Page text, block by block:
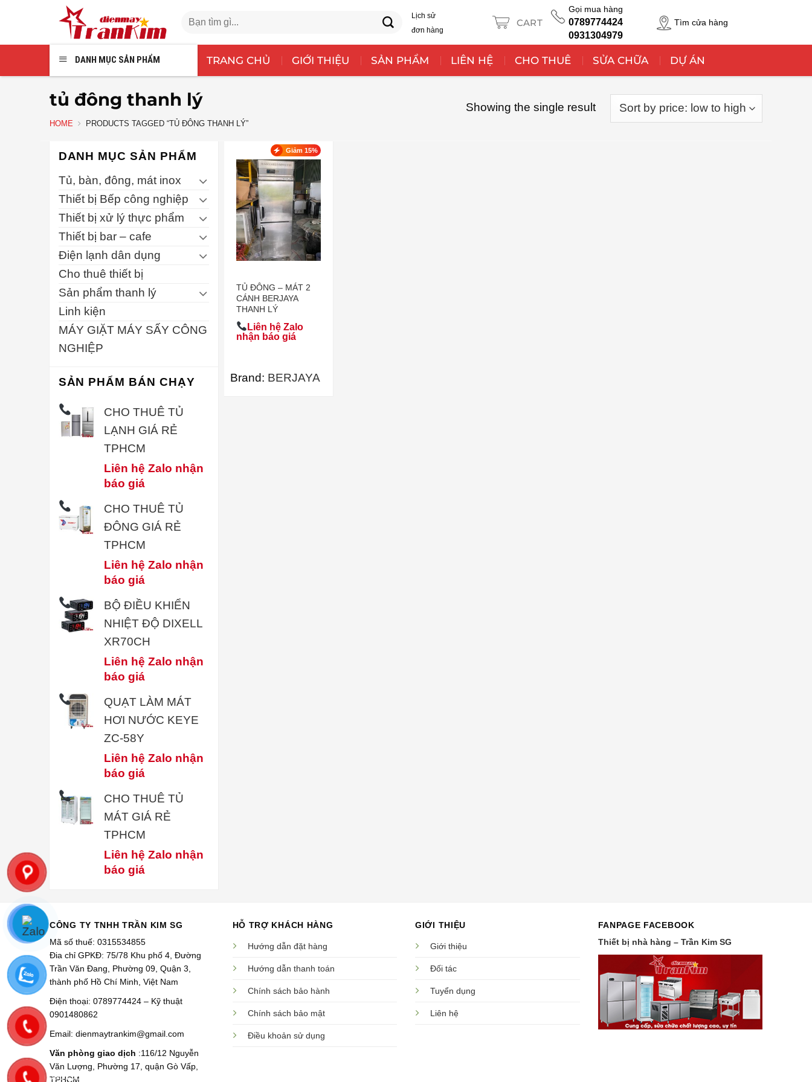
dung
Search
Lịch sử
đơn hàng
CART
Gọi mua hàng
0789774424
0931304979
Tìm cửa hàng
DANH MỤC SẢN PHẨM TRANG CHỦ GIỚI THIỆU SẢN PHẨM LIÊN HỆ CHO THUÊ SỬA CHỮA DỰ ÁN
tủ đông thanh lý
HOME PRODUCTS TAGGED “TỦ ĐÔNG THANH LÝ”
Showing the single result
DANH MỤC SẢN PHẨM
Tủ, bàn, đông, mát inox
Thiết bị Bếp công nghiệp
Thiết bị xử lý thực phẩm
Thiết bị bar – cafe
Điện lạnh dân dụng
Cho thuê thiết bị
Sản phẩm thanh lý
Linh kiện
MÁY GIẶT MÁY SẤY CÔNG
NGHIỆP
SẢN PHẨM BÁN CHẠY
CHO THUÊ TỦ
LẠNH GIÁ RẺ
TPHCM
Liên hệ Zalo nhận
báo giá
CHO THUÊ TỦ
ĐÔNG GIÁ RẺ
TPHCM
Liên hệ Zalo nhận
báo giá
BỘ ĐIỀU KHIỂN
NHIỆT ĐỘ DIXELL
XR70CH
Liên hệ Zalo nhận
báo giá
QUẠT LÀM MÁT
HƠI NƯỚC KEYE
ZC-58Y
Liên hệ Zalo nhận
báo giá
CHO THUÊ TỦ
MÁT GIÁ RẺ
TPHCM
Liên hệ Zalo nhận
báo giá
Giảm 15%
TỦ ĐÔNG – MÁT 2
CÁNH BERJAYA
THANH LÝ
Liên hệ Zalo
nhận báo giá
Brand: BERJAYA
CÔNG TY TNHH TRẦN KIM SG
Mã số thuế: 0315534855
Đia chỉ GPKĐ: 75/78 Khu phố 4, Đường
Trần Văn Đang, Phường 09, Quận 3,
thành phố Hồ Chí Minh, Việt Nam
Điện thoại: 0789774424 – Kỹ thuật
0901480862
Email: dienmaytrankim@gmail.com
Văn phòng giao dịch :116/12 Nguyễn
Văn Lượng, Phường 17, quận Gò Vấp,
TPHCM
HỖ TRỢ KHÁCH HÀNG
Hướng dẫn đặt hàng
Hướng dẫn thanh toán
Chính sách bảo hành
Chính sách bảo mật
Điều khoản sử dụng
GIỚI THIỆU
Giới thiệu
Đối tác
Tuyển dụng
Liên hệ
FANPAGE FACEBOOK
Thiết bị nhà hàng – Trần Kim SG
0931304979